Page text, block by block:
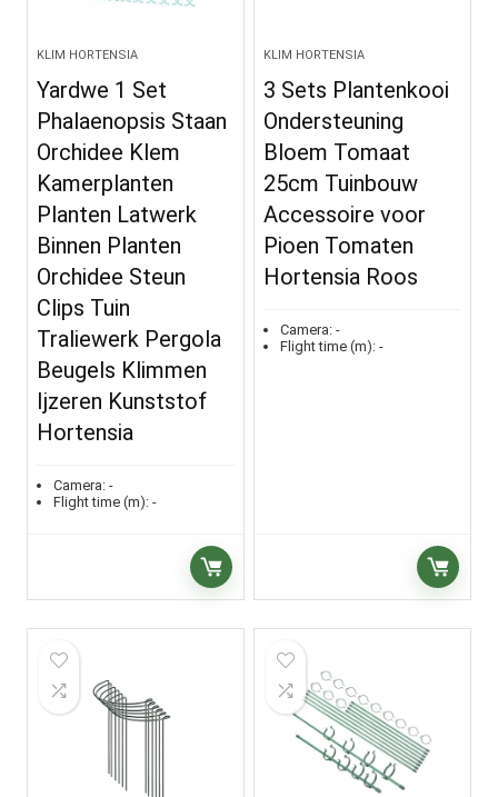
KLIM HORTENSIA
Yardwe 1 Set
Phalaenopsis Staan
Orchidee Klem
Kamerplanten
Planten Latwerk
Binnen Planten
Orchidee Steun
Clips Tuin
Traliewerk Pergola
Beugels Klimmen
Ijzeren Kunststof
Hortensia
Camera: -
Flight time (m): -
KLIM HORTENSIA
3 Sets Plantenkooi
Ondersteuning
Bloem Tomaat
25cm Tuinbouw
Accessoire voor
Pioen Tomaten
Hortensia Roos
Camera: -
Flight time (m): -